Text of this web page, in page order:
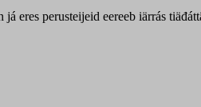
eres perusteijeid eereeb iärrás